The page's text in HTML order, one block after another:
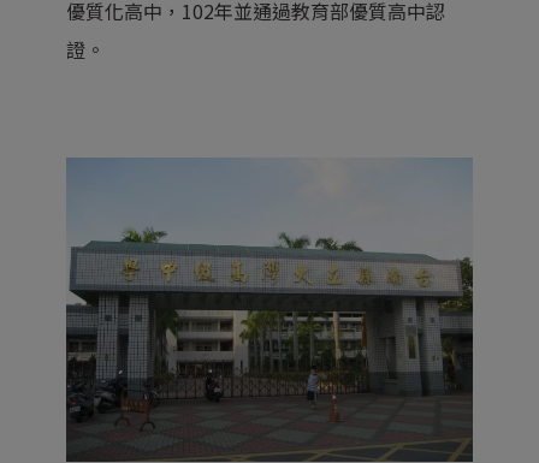
優質化高中，102年並通過教育部優質高中認
證。